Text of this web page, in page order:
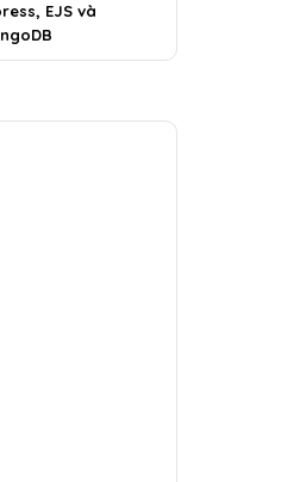
EJS và